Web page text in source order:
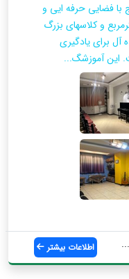
با فضایی حرفه ایی و
به مساحت 280 مترمربع و کلاسهای بزرگ
آل برای یادگیری
این آموزشگ...
اطلاعات بیشتر